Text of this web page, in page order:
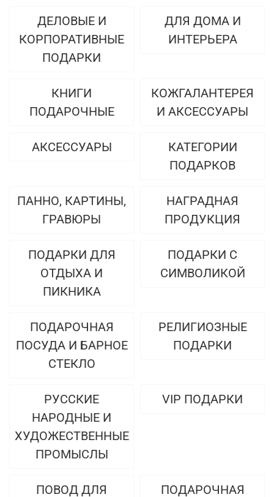
ДЕЛОВЫЕ И
КОРПОРАТИВНЫЕ
ПОДАРКИ
ДЛЯ ДОМА И
ИНТЕРЬЕРА
КНИГИ
ПОДАРОЧНЫЕ
КОЖГАЛАНТЕРЕЯ
И АКСЕССУАРЫ
АКСЕССУАРЫ
КАТЕГОРИИ
ПОДАРКОВ
ПАННО, КАРТИНЫ,
ГРАВЮРЫ
НАГРАДНАЯ
ПРОДУКЦИЯ
ПОДАРКИ ДЛЯ
ОТДЫХА И
ПИКНИКА
ПОДАРКИ С
СИМВОЛИКОЙ
ПОДАРОЧНАЯ
ПОСУДА И БАРНОЕ
СТЕКЛО
РЕЛИГИОЗНЫЕ
ПОДАРКИ
РУССКИЕ
НАРОДНЫЕ И
ХУДОЖЕСТВЕННЫЕ
ПРОМЫСЛЫ
VIP ПОДАРКИ
ПОВОД ДЛЯ
ПОДАРОЧНАЯ